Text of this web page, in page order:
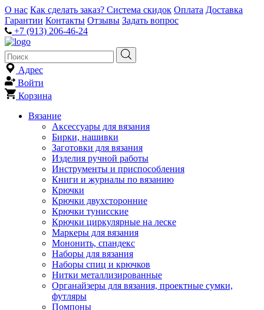
О нас Как сделать заказ? Система скидок Оплата Доставка
Гарантии Контакты Отзывы Задать вопрос
+7 (913) 206-46-24
Адрес
Войти
Корзина
Вязание
Аксессуары для вязания
Бирки, нашивки
Заготовки для вязания
Изделия ручной работы
Инструменты и приспособления
Книги и журналы по вязанию
Крючки
Крючки двухсторонние
Крючки тунисские
Крючки циркулярные на леске
Маркеры для вязания
Мононить, спандекс
Наборы для вязания
Наборы спиц и крючков
Нитки металлизированные
Органайзеры для вязания, проектные сумки,
футляры
Помпоны